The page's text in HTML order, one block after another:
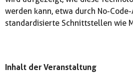
werden kann, etwa durch No-
standardisierte Schnittstellen wie
Inhalt der Veranstaltung